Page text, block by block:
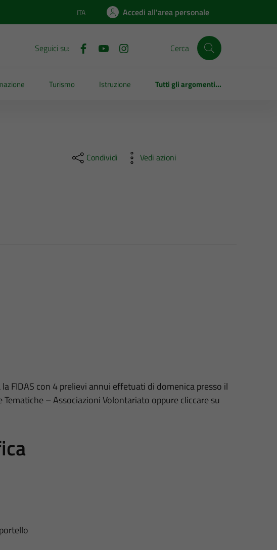
Lingua attiva:
ITA Accedi all'area personale
Seguici su: Cerca
Turismo Istruzione Tutti gli argomenti...
Condividi Vedi azioni
FIDAS con 4 prelievi annui effetuati di domenica presso il
– Associazioni Volontariato oppure cliccare su